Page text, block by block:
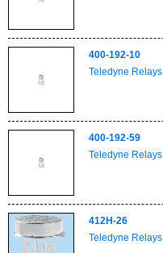
400-192-10
Teledyne Relays
400-192-59
Teledyne Relays
412H-26
Teledyne Relays